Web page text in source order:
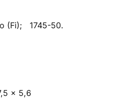
(Fi); 1745-50.
x 5,6